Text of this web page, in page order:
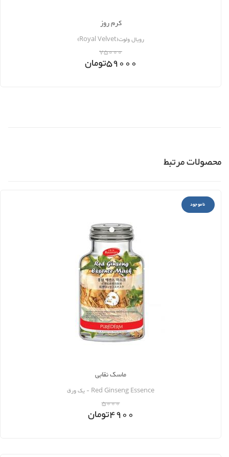
کرم روز
رویال ولوت(Royal Velvet)
75000
59000تومان
محصولات مرتبط
ناموجود
ماسک نقابی
Red Ginseng Essence - یک ورق
5000
4900تومان